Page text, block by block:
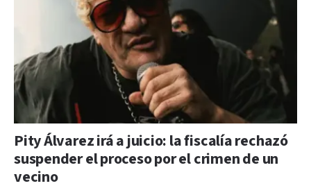
Pity Álvarez irá a juicio: la fiscalía rechazó
suspender el proceso por el crimen de un
vecino